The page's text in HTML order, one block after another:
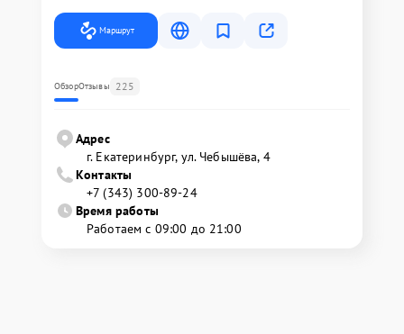
Маршрут
ОбзорОтзывы 225
Адрес
г. Екатеринбург, ул. Чебышёва, 4
Контакты
+7 (343) 300-89-24
Время работы
Работаем с 09:00 до 21:00